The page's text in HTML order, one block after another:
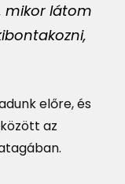
látom
előre, és
az